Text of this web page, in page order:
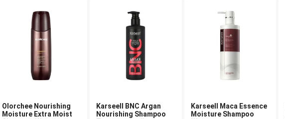
Olorchee Nourishing
Moisture Extra Moist
Karseell BNC Argan
Nourishing Shampoo
Karseell Maca Essence
Moisture Shampoo